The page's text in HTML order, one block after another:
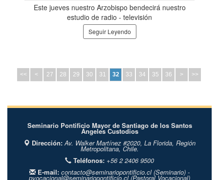
Este jueves nuestro Arzobispo bendecirá nuestro
estudio de radio - televisión
Seguir Leyendo
<< < 27 28 29 30 31 32 33 34 35 36 > >>
Seminario Pontificio Mayor de Santiago de los Santos
Ángeles Custodios
Dirección:Av. Walker Martínez #2020, La Florida, Región
Metropolitana, Chile.
Teléfonos: +56 2 2406 9500
E-mail: contacto@seminariopontificio.cl(Seminario) -
pvocacional@seminariopontificio.cl(Pastoral Vocacional)